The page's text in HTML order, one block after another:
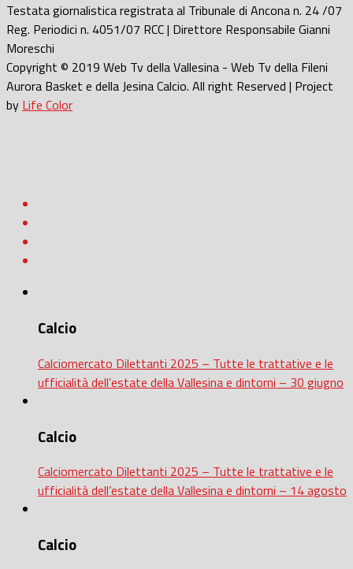
Testata giornalistica registrata al Tribunale di Ancona n. 24 /07
Reg. Periodici n. 4051/07 RCC | Direttore Responsabile Gianni
Moreschi
Copyright © 2019 Web Tv della Vallesina - Web Tv della Fileni
Aurora Basket e della Jesina Calcio. All right Reserved | Project
by Life Color
Calcio
Calciomercato Dilettanti 2025 – Tutte le trattative e le
ufficialità dell’estate della Vallesina e dintorni – 30 giugno
Calcio
Calciomercato Dilettanti 2025 – Tutte le trattative e le
ufficialità dell’estate della Vallesina e dintorni – 14 agosto
Calcio